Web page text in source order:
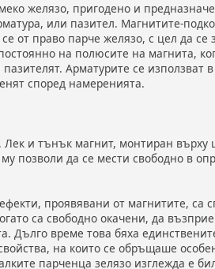
желязо, пригодено и
или пазител. Магнитите-
от право парче желязо, с цел да
на полюсите на магнита,
Арматурите се използват
според намеренията.
и тънък магнит, монтиран върху
позволи да се мести свободно в
проявявани от магнитите, са
са свободно окачени, да
Дълго време това бяха
на които се обръщаше
парченца зелязо изглежда е